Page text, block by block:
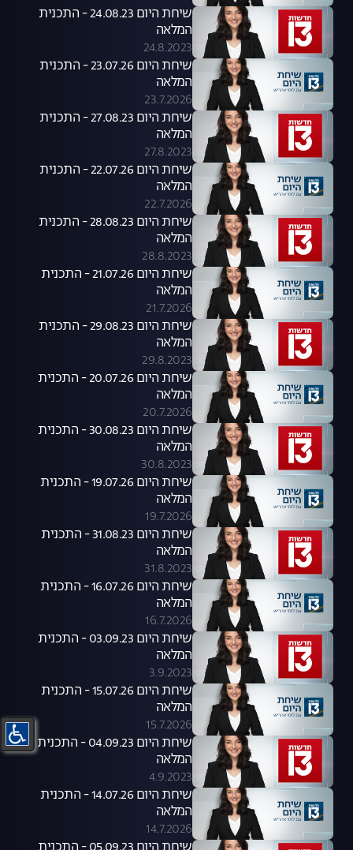
שיחת היום 24.08.23 - התכנית
המלאה
24.8.2023
שיחת היום 23.07.26 - התכנית
המלאה
23.7.2026
שיחת היום 27.08.23 - התכנית
המלאה
27.8.2023
שיחת היום 22.07.26 - התכנית
המלאה
22.7.2026
שיחת היום 28.08.23 - התכנית
המלאה
28.8.2023
שיחת היום 21.07.26 - התכנית
המלאה
21.7.2026
שיחת היום 29.08.23 - התכנית
המלאה
29.8.2023
שיחת היום 20.07.26 - התכנית
המלאה
20.7.2026
שיחת היום 30.08.23 - התכנית
המלאה
30.8.2023
שיחת היום 19.07.26 - התכנית
המלאה
19.7.2026
שיחת היום 31.08.23 - התכנית
המלאה
31.8.2023
שיחת היום 16.07.26 - התכנית
המלאה
16.7.2026
שיחת היום 03.09.23 - התכנית
המלאה
3.9.2023
שיחת היום 15.07.26 - התכנית
המלאה
15.7.2026
שיחת היום 04.09.23 - התכנית
המלאה
4.9.2023
שיחת היום 14.07.26 - התכנית
המלאה
14.7.2026